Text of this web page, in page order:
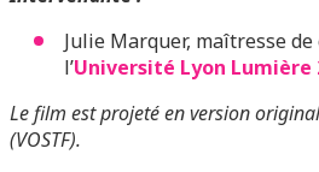
Julie Marquer, maîtresse
l’Université Lyon Lumière
Le film est projeté en version
(VOSTF).